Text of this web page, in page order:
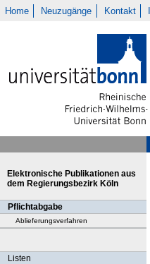
Home Neuzugänge Kontakt
Elektronische Publikationen aus
dem Regierungsbezirk Köln
Pflichtabgabe
Ablieferungsverfahren
Listen